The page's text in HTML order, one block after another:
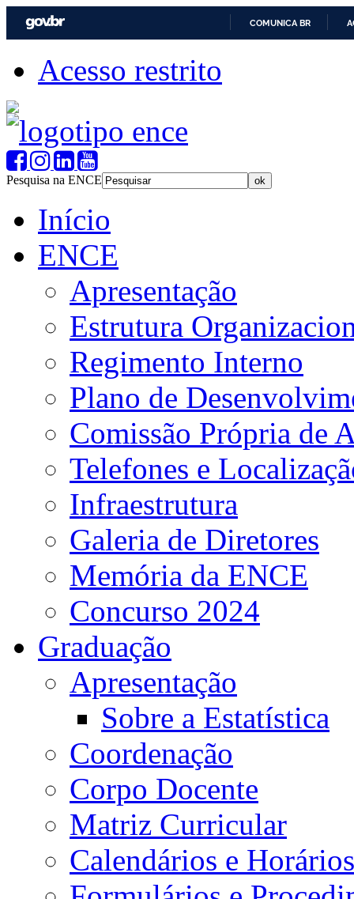
COMUNICA BR
Acesso restrito
Pesquisa na ENCE
Início
ENCE
Apresentação
Estrutura
Regimento Interno
Plano de
Comissão Própria de
Telefones e
Infraestrutura
Galeria de Diretores
Memória da ENCE
Concurso 2024
Graduação
Apresentação
Sobre a Estatística
Coordenação
Corpo Docente
Matriz Curricular
Calendários e Horários